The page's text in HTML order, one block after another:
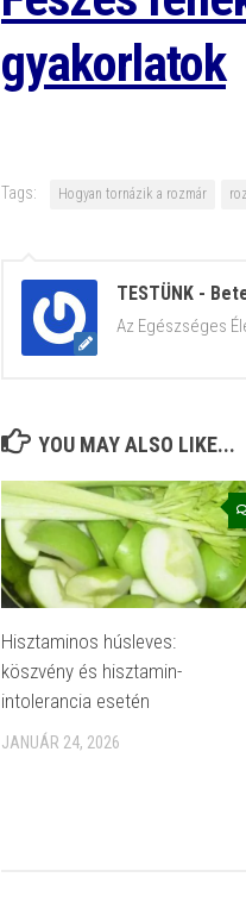
gyakorlatok
Tags: Hogyan tornázik a rozmár
TESTÜNK -
Az Egészséges
YOU MAY ALSO LIKE...
Hisztaminos húsleves:
köszvény és hisztamin-
intolerancia esetén
JANUÁR 24, 2026